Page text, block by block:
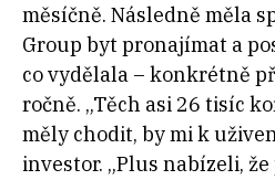
měsíčně. Následně měla
Group byt pronajímat a
co vydělala – konkrétně
ročně. „Těch asi 26 tisíc
měly chodit, by mi k
investor. „Plus nabízeli,